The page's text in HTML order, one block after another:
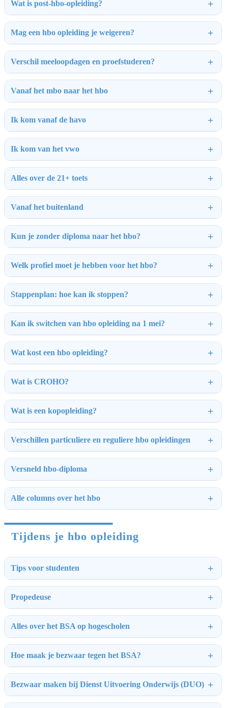
Wat is post-hbo-opleiding?
Mag een hbo opleiding je weigeren?
Verschil meeloopdagen en proefstuderen?
Vanaf het mbo naar het hbo
Ik kom vanaf de havo
Ik kom van het vwo
Alles over de 21+ toets
Vanaf het buitenland
Kun je zonder diploma naar het hbo?
Welk profiel moet je hebben voor het hbo?
Stappenplan: hoe kan ik stoppen?
Kan ik switchen van hbo opleiding na 1 mei?
Wat kost een hbo opleiding?
Wat is CROHO?
Wat is een kopopleiding?
Verschillen particuliere en reguliere hbo opleidingen
Versneld hbo-diploma
Alle columns over het hbo
Tijdens je hbo opleiding
Tips voor studenten
Propedeuse
Alles over het BSA op hogescholen
Hoe maak je bezwaar tegen het BSA?
Bezwaar maken bij Dienst Uitvoering Onderwijs (DUO)